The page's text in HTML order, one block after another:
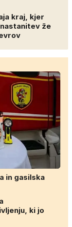
kraj, kjer
že
in gasilska
ki jo